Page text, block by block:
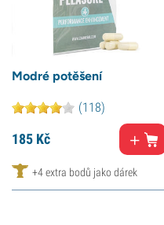
Modré potěšení
(118)
185 Kč
+4 extra bodů jako dárek